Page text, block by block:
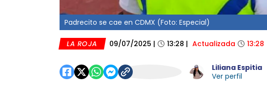
Padrecito se cae en CDMX (Foto: Especial)
LA ROJA 09/07/2025 | 13:28 | Actualizada 13:28
Liliana Espitia
Ver perfil